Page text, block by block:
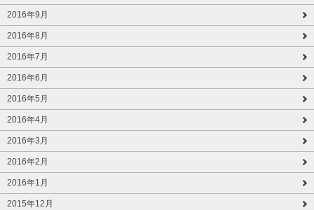
2016年9月
2016年8月
2016年7月
2016年6月
2016年5月
2016年4月
2016年3月
2016年2月
2016年1月
2015年12月